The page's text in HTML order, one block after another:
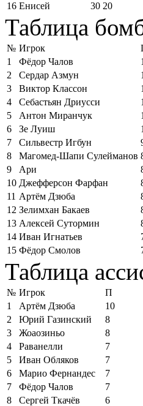
16 Енисей 30 20
Таблица
№ Игрок
1
Фёдор Чалов
2
Сердар Азмун
3
Виктор Классон
4
Себастьян Дриусси
5
Антон Миранчук
6
Зе Луиш
7
Сильвестр Игбун
8
Магомед-Шапи Сулейманов
9
Ари
10 Джефферсон Фарфан
11 Артём Дзюба
12 Зелимхан Бакаев
13 Алексей Сутормин
14 Иван Игнатьев
15 Фёдор Смолов
Таблица
№ Игрок
П
1
Артём Дзюба
10
2
Юрий Газинский
8
3
Жоаозиньо
8
4
Раванелли
7
5
Иван Обляков
7
6
Марио Фернандес
7
7
Фёдор Чалов
7
8
Сергей Ткачёв
6